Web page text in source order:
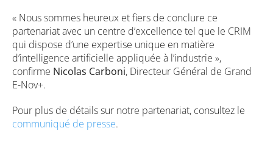
« Nous sommes heureux et fiers de conclure ce
partenariat avec un centre d’excellence tel que le CRIM
qui dispose d’une expertise unique en matière
d’intelligence artificielle appliquée à l’industrie »,
confirme Nicolas Carboni, Directeur Général de Grand
E-Nov+.
Pour plus de détails sur notre partenariat, consultez le
communiqué de presse.